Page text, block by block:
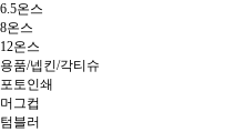
6.5온스
8온스
12온스
용품/넵킨/각티슈
포토인쇄
머그컵
텀블러